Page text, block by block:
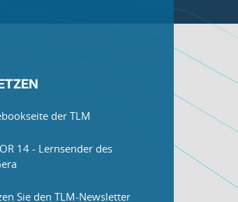
der TLM
14 - Lernsender des
Sie den TLM-Newsletter